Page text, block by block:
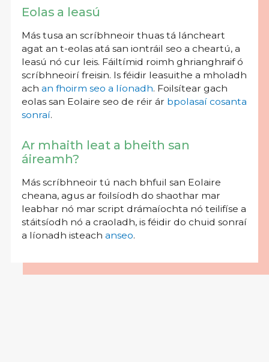
Eolas a leasú
Más tusa an scríbhneoir thuas tá láncheart
agat an t-eolas atá san iontráil seo a cheartú, a
leasú nó cur leis. Fáiltímid roimh ghrianghraif ó
scríbhneoirí freisin. Is féidir leasuithe a mholadh
ach an fhoirm seo a líonadh. Foilsítear gach
eolas san Eolaire seo de réir ár bpolasaí cosanta
sonraí.
Ar mhaith leat a bheith san
áireamh?
Más scríbhneoir tú nach bhfuil san Eolaire
cheana, agus ar foilsíodh do shaothar mar
leabhar nó mar script drámaíochta nó teilifíse a
stáitsíodh nó a craoladh, is féidir do chuid sonraí
a líonadh isteach anseo.